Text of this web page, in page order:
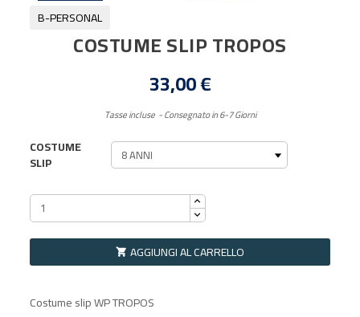
B-PERSONAL
COSTUME SLIP TROPOS
33,00 €
Tasse incluse Consegnato in 6-7 Giorni
COSTUME
SLIP
 AGGIUNGI AL CARRELLO
Costume slip WP TROPOS